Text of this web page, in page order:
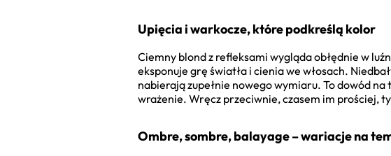
Upięcia i warkocze, które podkreślą kolor
Ciemny blond z refleksami wygląda obłędnie w
eksponuje grę światła i cienia we włosach.
nabierają zupełnie nowego wymiaru. To dowód na
wrażenie. Wręcz przeciwnie, czasem im prościej,
Ombre, sombre, balayage – wariacje na